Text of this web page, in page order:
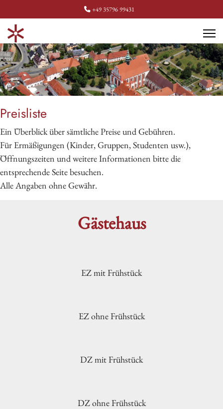
+49 35796 99431
Preisliste
Ein Überblick über sämtliche Preise und Gebühren.
Für Ermäßigungen (Kinder, Gruppen, Studenten usw.),
Öffnungszeiten und weitere Informationen bitte die
entsprechende Seite besuchen.
Alle Angaben ohne Gewähr.
Gästehaus
EZ mit Frühstück
EZ ohne Frühstück
DZ mit Frühstück
DZ ohne Frühstück